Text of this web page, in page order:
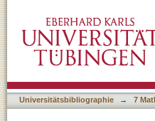
Universitätsbibliographie → 7